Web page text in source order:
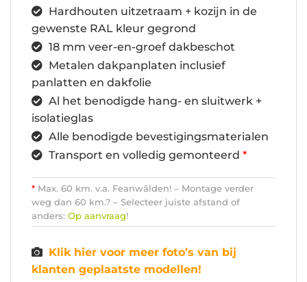
Hardhouten uitzetraam + kozijn in de
gewenste RAL kleur gegrond
18 mm veer-en-groef dakbeschot
Metalen dakpanplaten inclusief
panlatten en dakfolie
Al het benodigde hang- en sluitwerk +
isolatieglas
Alle benodigde bevestigingsmaterialen
Transport en volledig gemonteerd *
* Max. 60 km. v.a. Feanwâlden! – Montage verder
weg dan 60 km.? – Selecteer juiste afstand of
anders: Op aanvraag!
Klik hier voor meer foto’s van bij
klanten geplaatste modellen!